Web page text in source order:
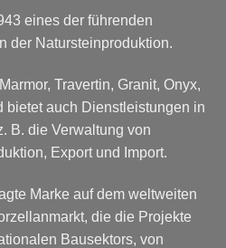
eines der führenden
der Natursteinproduktion.
Travertin, Granit, Onyx,
bietet auch Dienstleistungen in
B. die Verwaltung von
Export und Import.
Marke auf dem weltweiten
die die Projekte
Bausektors, von